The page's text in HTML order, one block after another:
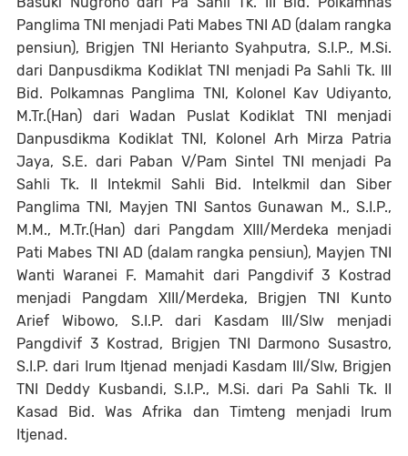
Panglima TNI menjadi Pati Mabes TNI AD (dalam rangka
pensiun), Brigjen TNI Herianto Syahputra, S.I.P., M.Si.
dari Danpusdikma Kodiklat TNI menjadi Pa Sahli Tk. III
Bid. Polkamnas Panglima TNI, Kolonel Kav Udiyanto,
M.Tr.(Han) dari Wadan Puslat Kodiklat TNI menjadi
Danpusdikma Kodiklat TNI, Kolonel Arh Mirza Patria
Jaya, S.E. dari Paban V/Pam Sintel TNI menjadi Pa
Sahli Tk. II Intekmil Sahli Bid. Intelkmil dan Siber
Panglima TNI, Mayjen TNI Santos Gunawan M., S.I.P.,
M.M., M.Tr.(Han) dari Pangdam XIII/Merdeka menjadi
Pati Mabes TNI AD (dalam rangka pensiun), Mayjen TNI
Wanti Waranei F. Mamahit dari Pangdivif 3 Kostrad
menjadi Pangdam XIII/Merdeka, Brigjen TNI Kunto
Arief Wibowo, S.I.P. dari Kasdam III/Slw menjadi
Pangdivif 3 Kostrad, Brigjen TNI Darmono Susastro,
S.I.P. dari Irum Itjenad menjadi Kasdam III/Slw, Brigjen
TNI Deddy Kusbandi, S.I.P., M.Si. dari Pa Sahli Tk. II
Kasad Bid. Was Afrika dan Timteng menjadi Irum
Itjenad.